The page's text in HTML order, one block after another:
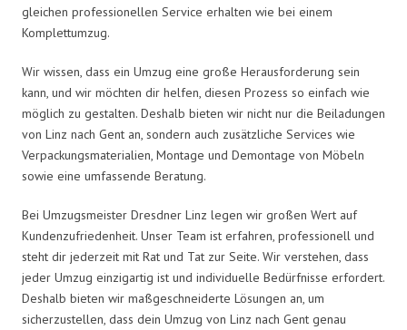
gleichen professionellen Service erhalten wie bei einem
Komplettumzug.
Wir wissen, dass ein Umzug eine große Herausforderung sein
kann, und wir möchten dir helfen, diesen Prozess so einfach wie
möglich zu gestalten. Deshalb bieten wir nicht nur die Beiladungen
von Linz nach Gent an, sondern auch zusätzliche Services wie
Verpackungsmaterialien, Montage und Demontage von Möbeln
sowie eine umfassende Beratung.
Bei Umzugsmeister Dresdner Linz legen wir großen Wert auf
Kundenzufriedenheit. Unser Team ist erfahren, professionell und
steht dir jederzeit mit Rat und Tat zur Seite. Wir verstehen, dass
jeder Umzug einzigartig ist und individuelle Bedürfnisse erfordert.
Deshalb bieten wir maßgeschneiderte Lösungen an, um
sicherzustellen, dass dein Umzug von Linz nach Gent genau